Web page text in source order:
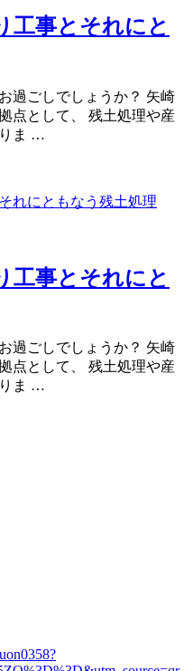
事とそれにと
過ごしでしょうか？ 矢崎
点として、 残土処理や産
ま …
事とそれにと
過ごしでしょうか？ 矢崎
点として、 残土処理や産
ま …